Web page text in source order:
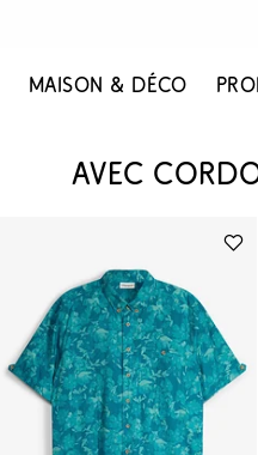
MAISON & DÉCO
AVEC